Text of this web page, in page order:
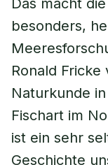
Das macht
besonders,
Ronald
Naturkunde
Fischart im
ist ein sehr
Geschichte